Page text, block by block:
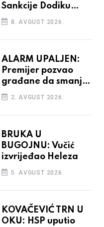
Sankcije Dodiku
mnogo će ovisiti od
aktivnosti bh.
diplomacije
8. AVGUST 2026.
ALARM UPALJEN:
Premijer pozvao
građane da smanje
potrošnju struje
2. AVGUST 2026.
BRUKA U
BUGOJNU: Vučić
izvrijeđao Heleza
5. AVGUST 2026.
KOVAČEVIĆ TRN U
OKU: HSP uputio